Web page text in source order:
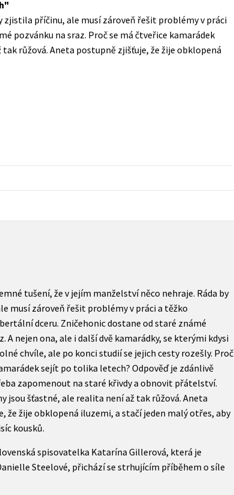
Young adult (SK)
Zahraniční literatura
zjistila příčinu, ale musí zároveň řešit problémy v práci
pozvánku na sraz. Proč se má čtveřice kamarádek
růžová. Aneta postupně zjišťuje, že žije obklopená
tušení, že v jejím manželství něco nehraje. Ráda by
musí zároveň řešit problémy v práci a těžko
dceru. Zničehonic dostane od staré známé
A nejen ona, ale i další dvě kamarádky, se kterými kdysi
chvíle, ale po konci studií se jejich cesty rozešly. Proč
sejít po tolika letech? Odpověď je zdánlivě
zapomenout na staré křivdy a obnovit přátelství.
jsou šťastné, ale realita není až tak růžová. Aneta
že žije obklopená iluzemi, a stačí jeden malý otřes, aby
kousků.
spisovatelka Katarína Gillerová, která je
Steelové, přichází se strhujícím příběhem o síle